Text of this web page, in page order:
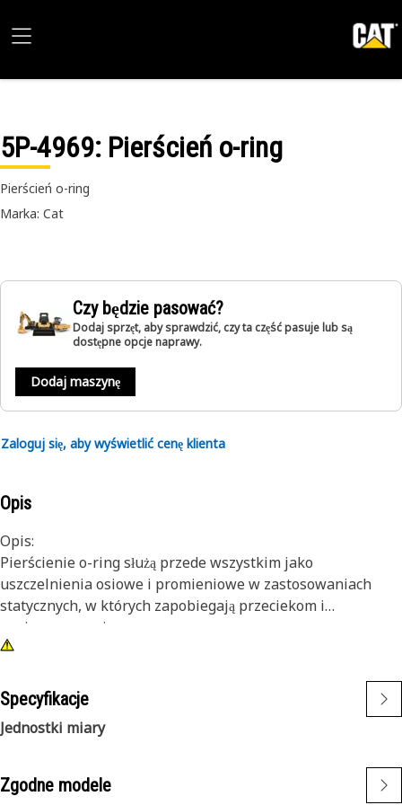
5P-4969: Pierścień o-ring
Pierścień o-ring
Marka: Cat
Czy będzie pasować?
Dodaj sprzęt, aby sprawdzić, czy ta część pasuje lub są
dostępne opcje naprawy.
Dodaj maszynę
Zaloguj się, aby wyświetlić cenę klienta
Opis
Opis:
Pierścienie o-ring służą przede wszystkim jako
uszczelnienia osiowe i promieniowe w zastosowaniach
statycznych, w których zapobiegają przeciekom i
zanieczyszczeniom.
Pierścienie o-ring Cat® wykonuje się z materiałów
dobranych odpowiednio do cieczy, temperatury i ciśnienia
występujących w silnikach i maszynach Cat. Są one
doskonałą odporność na kompresję. Ponadto część
pierścieni o-ring Cat® ma powłokę PTFE, która zapobiega
Specyfikacje
Jednostki miary
Zgodne modele